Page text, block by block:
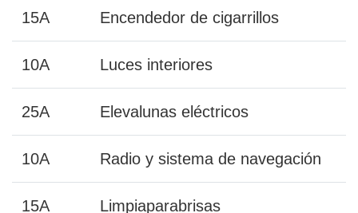
15A Encendedor de cigarrillos
10A Luces interiores
25A Elevalunas eléctricos
10A Radio y sistema de navegación
15A Limpiaparabrisas